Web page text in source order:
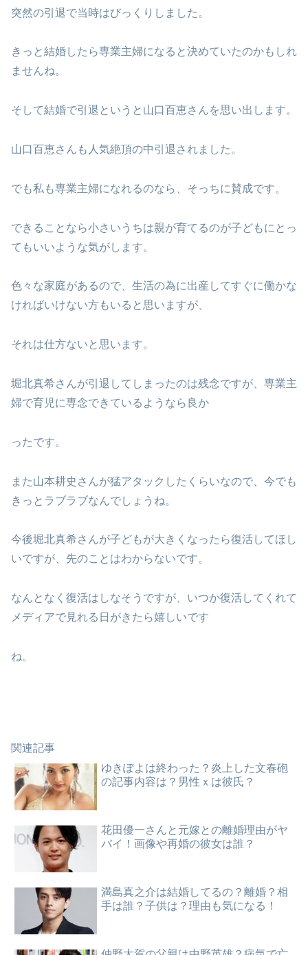
突然の引退で当時はびっくりしました。
きっと結婚したら専業主婦になると決めていたのかもしれ
ませんね。
そして結婚で引退というと山口百恵さんを思い出します。
山口百恵さんも人気絶頂の中引退されました。
でも私も専業主婦になれるのなら、そっちに賛成です。
できることなら小さいうちは親が育てるのが子どもにとっ
てもいいような気がします。
色々な家庭があるので、生活の為に出産してすぐに働かな
ければいけない方もいると思いますが、
それは仕方ないと思います。
堀北真希さんが引退してしまったのは残念ですが、専業主
婦で育児に専念できているようなら良か
ったです。
また山本耕史さんが猛アタックしたくらいなので、今でも
きっとラブラブなんでしょうね。
今後堀北真希さんが子どもが大きくなったら復活してほし
いですが、先のことはわからないです。
なんとなく復活はしなそうですが、いつか復活してくれて
メディアで見れる日がきたら嬉しいです
ね。
関連記事
ゆきぽよは終わった？炎上した文春砲
の記事内容は？男性ｘは彼氏？
花田優一さんと元嫁との離婚理由がヤ
バイ！画像や再婚の彼女は誰？
満島真之介は結婚してるの？離婚？相
手は誰？子供は？理由も気になる！